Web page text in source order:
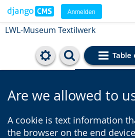
Anmelden
LWL-Museum Textilwerk
Table
Cookie
Are we allowed to
A cookie is text information
the browser on the end